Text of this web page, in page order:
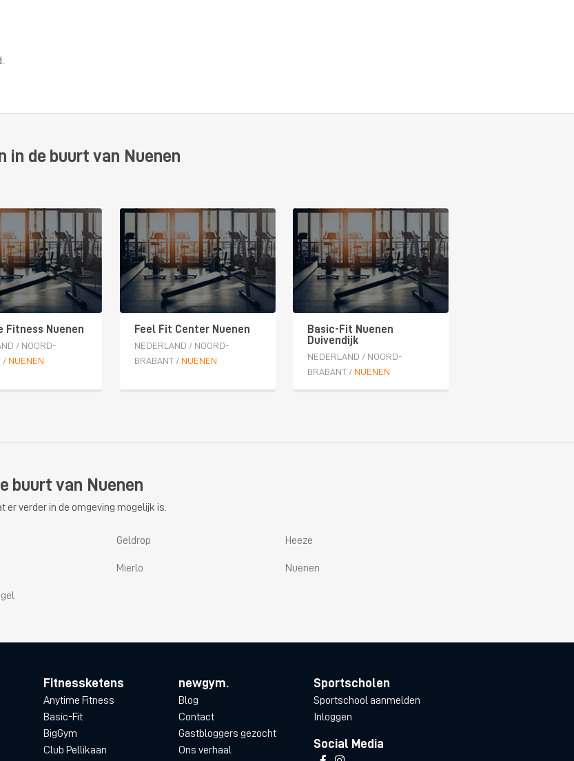
in de buurt van Nuenen
Fitness Nuenen
/ NOORD-
/ NUENEN
Feel Fit Center Nuenen
NEDERLAND / NOORD-
BRABANT / NUENEN
Basic-Fit Nuenen
Duivendijk
NEDERLAND / NOORD-
BRABANT / NUENEN
buurt van Nuenen
er verder in de omgeving mogelijk is.
Geldrop Heeze
Mierlo Nuenen
Fitnessketens
Anytime Fitness
Basic-Fit
BigGym
Club Pellikaan
newgym.
Blog
Contact
Gastbloggers gezocht
Ons verhaal
Sportscholen
Sportschool aanmelden
Inloggen
Social Media